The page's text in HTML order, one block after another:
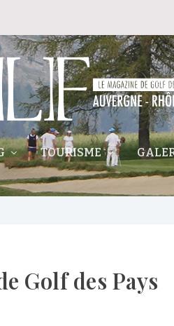
TOURISME
Golf des Pays